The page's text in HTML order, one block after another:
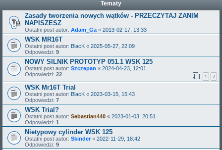
Tematy
Zasady tworzenia nowych wątków - PRZECZYTAJ ZANIM
NAPISZESZ
Ostatni post autor: Adam_Ga « 2013-02-17, 13:33
WSK MR16T
Ostatni post autor: BlacK « 2025-05-27, 22:09
Odpowiedzi: 9
NOWY SILNIK PROTOTYP 051.1 WSK 125
Ostatni post autor: Szczepan « 2024-04-23, 12:01
Odpowiedzi: 22 1 2
WSK Mr16T Trial
Ostatni post autor: BlacK « 2023-03-15, 15:43
Odpowiedzi: 7
WSK Trial?
Ostatni post autor: Sebastian440 « 2023-01-03, 20:51
Odpowiedzi: 1
Nietypowy cylinder WSK 125
Ostatni post autor: Skinder« 2022-11-29, 18:42
Odpowiedzi: 9